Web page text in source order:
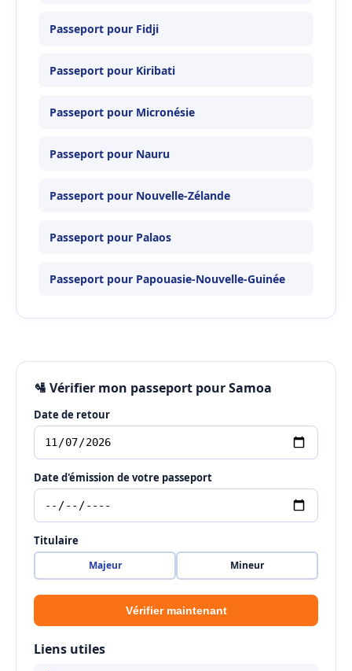
Passeport pour Fidji
Passeport pour Kiribati
Passeport pour Micronésie
Passeport pour Nauru
Passeport pour Nouvelle-Zélande
Passeport pour Palaos
Passeport pour Papouasie-Nouvelle-Guinée
🛂 Vérifier mon passeport pour Samoa
Date de retour
Date d'émission de votre passeport
Titulaire
Majeur Mineur
Vérifier maintenant
Liens utiles